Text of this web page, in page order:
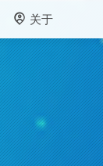
关于